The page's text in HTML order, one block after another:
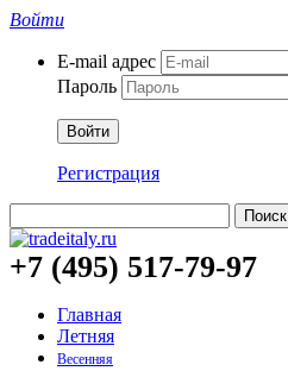
Войти
E-mail адрес
Пароль
Войти
Регистрация
Поиск
+7 (495) 517-79-97
Главная
Летняя
Весенняя